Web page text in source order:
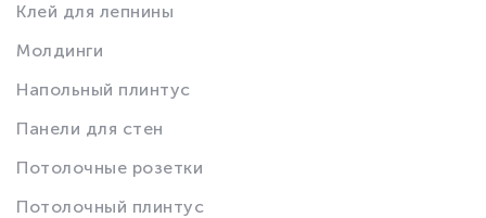
Клей для лепнины
Молдинги
Напольный плинтус
Панели для стен
Потолочные розетки
Потолочный плинтус